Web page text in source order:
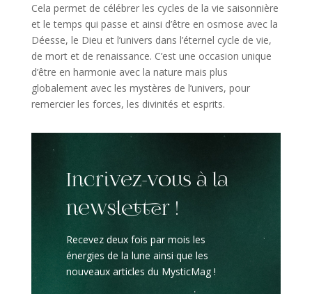
Cela permet de célébrer les cycles de la vie saisonnière
et le temps qui passe et ainsi d’être en osmose avec la
Déesse, le Dieu et l’univers dans l’éternel cycle de vie,
de mort et de renaissance. C’est une occasion unique
d’être en harmonie avec la nature mais plus
globalement avec les mystères de l’univers, pour
remercier les forces, les divinités et esprits.
Incrivez-vous à la
newsletter !
Recevez deux fois par mois les
énergies de la lune ainsi que les
nouveaux articles du MysticMag !